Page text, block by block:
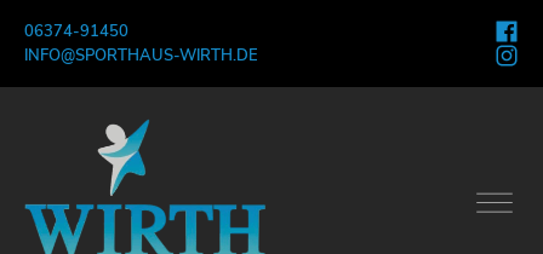
06374-91450
INFO@SPORTHAUS-WIRTH.DE